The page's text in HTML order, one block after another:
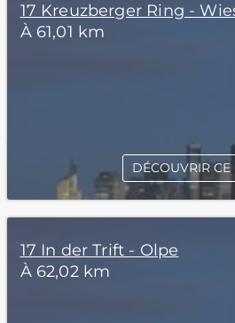
17 Kreuzberger Ring -
À 61,01 km
DÉCOUVRIR CE
17 In der Trift - Olpe
À 62,02 km